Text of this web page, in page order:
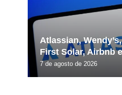
Atlassian,
First Solar, Airbnb
7 de agosto de 2026